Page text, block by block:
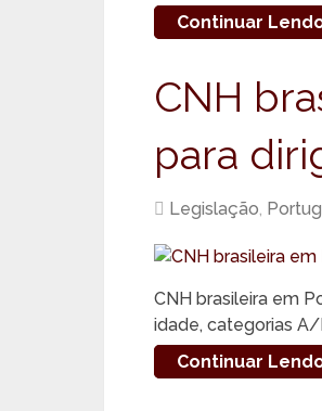
Continuar
CNH
para
Legislação,
CNH brasileira em
idade, categorias A/
Continuar